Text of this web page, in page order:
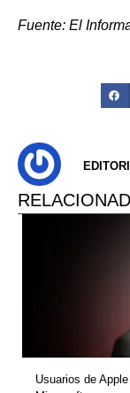
Fuente: El
Usuarios de